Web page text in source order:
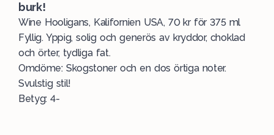
burk!
Wine Hooligans, Kalifornien USA, 70 kr för 375 ml
Fyllig. Yppig, solig och generös av kryddor, choklad
och örter, tydliga fat.
Omdöme: Skogstoner och en dos örtiga noter.
Svulstig stil!
Betyg: 4-